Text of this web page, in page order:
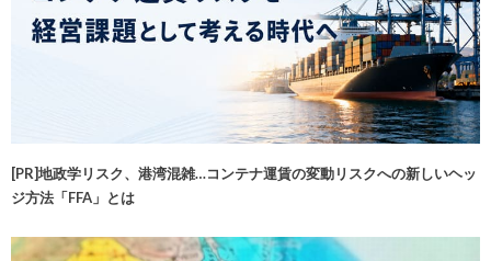
[PR]地政学リスク、港湾混雑…コンテナ運賃の変動リスクへの新しいヘッ
ジ方法「FFA」とは